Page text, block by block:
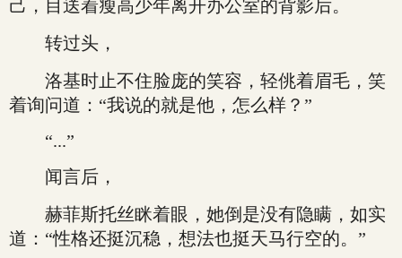
己，目送着瘦高少年离开办公室的背影后。
转过头，
洛基时止不住脸庞的笑容，轻佻着眉毛，笑
着询问道：“我说的就是他，怎么样？”
“...”
闻言后，
赫菲斯托丝眯着眼，她倒是没有隐瞒，如实
道：“性格还挺沉稳，想法也挺天马行空的。”